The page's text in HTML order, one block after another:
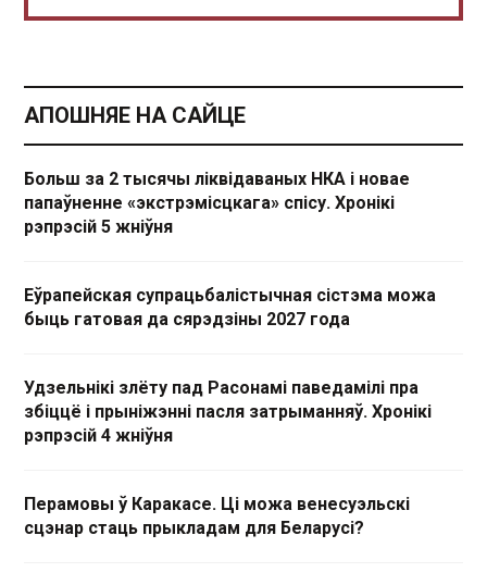
АПОШНЯЕ НА САЙЦЕ
Больш за 2 тысячы ліквідаваных НКА і новае
папаўненне «экстрэмісцкага» спісу. Хронікі
рэпрэсій 5 жніўня
Еўрапейская супрацьбалістычная сістэма можа
быць гатовая да сярэдзіны 2027 года
Удзельнікі злёту пад Расонамі паведамілі пра
збіццё і прыніжэнні пасля затрыманняў. Хронікі
рэпрэсій 4 жніўня
Перамовы ў Каракасе. Ці можа венесуэльскі
сцэнар стаць прыкладам для Беларусі?